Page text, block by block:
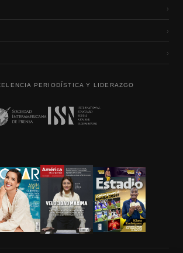
›
›
›
PERIODÍSTICA Y LIDERAZGO